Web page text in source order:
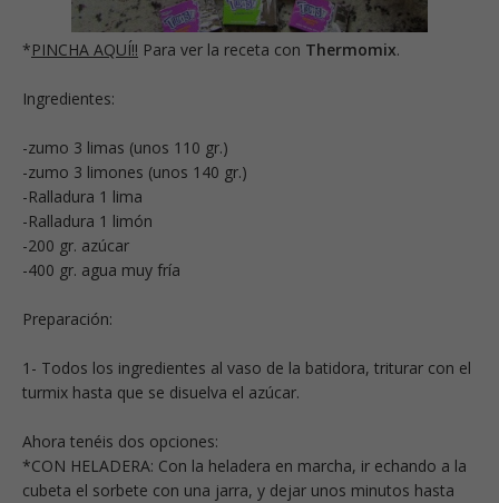
*PINCHA AQUÍ!! Para ver la receta con Thermomix.
Ingredientes:
-zumo 3 limas (unos 110 gr.)
-zumo 3 limones (unos 140 gr.)
-Ralladura 1 lima
-Ralladura 1 limón
-200 gr. azúcar
-400 gr. agua muy fría
Preparación:
1- Todos los ingredientes al vaso de la batidora, triturar con el
turmix hasta que se disuelva el azúcar.
Ahora tenéis dos opciones:
*CON HELADERA: Con la heladera en marcha, ir echando a la
cubeta el sorbete con una jarra, y dejar unos minutos hasta